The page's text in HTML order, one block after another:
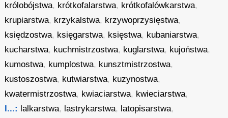
królobójstwa, krótkofalarstwa, krótkofalówkarstwa,
krupiarstwa, krzykalstwa, krzywoprzysięstwa,
księdzostwa, księgarstwa, księstwa, kubaniarstwa,
kucharstwa, kuchmistrzostwa, kuglarstwa, kujoństwa,
kumostwa, kumplostwa, kunsztmistrzostwa,
kustoszostwa, kutwiarstwa, kuzynostwa,
kwatermistrzostwa, kwiaciarstwa, kwieciarstwa,
l...: lalkarstwa, lastrykarstwa, latopisarstwa,